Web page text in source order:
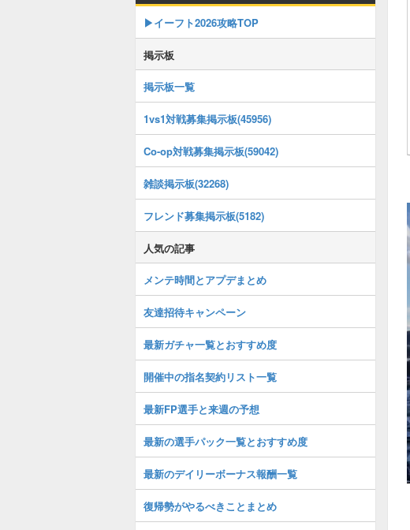
▶イーフト2026攻略TOP
掲示板
掲示板一覧
1vs1対戦募集掲示板(45956)
Co-op対戦募集掲示板(59042)
雑談掲示板(32268)
フレンド募集掲示板(5182)
人気の記事
メンテ時間とアプデまとめ
友達招待キャンペーン
最新ガチャ一覧とおすすめ度
開催中の指名契約リスト一覧
最新FP選手と来週の予想
最新の選手パック一覧とおすすめ度
最新のデイリーボーナス報酬一覧
復帰勢がやるべきことまとめ